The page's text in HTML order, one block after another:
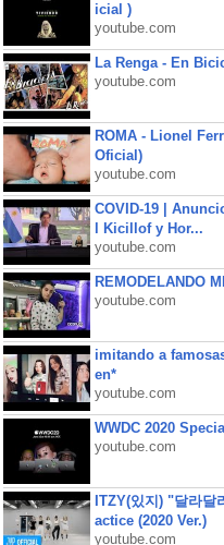
icial )
youtube.com
La Renga - En
youtube.com
ROMA - Lionel
Oficial)
youtube.com
COVID-19 |
l Kicillof y Hor...
youtube.com
REMODELANDO
youtube.com
imitando a
en*
youtube.com
WWDC 2020
youtube.com
ITZY(있지) "달라
actice (2020 Ver.)
youtube.com